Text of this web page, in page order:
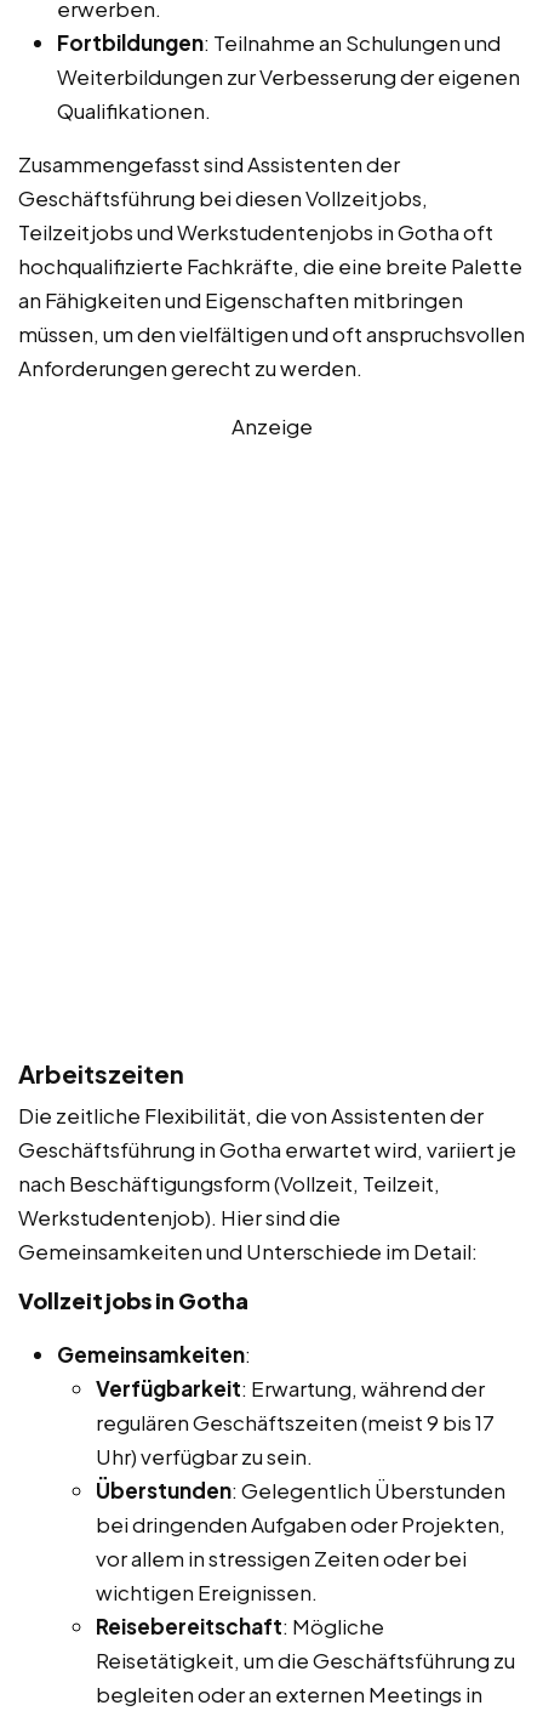
erwerben.
Fortbildungen: Teilnahme an Schulungen und
Weiterbildungen zur Verbesserung der eigenen
Qualifikationen.
Zusammengefasst sind Assistenten der
Geschäftsführung bei diesen Vollzeitjobs,
Teilzeitjobs und Werkstudentenjobs in Gotha oft
hochqualifizierte Fachkräfte, die eine breite Palette
an Fähigkeiten und Eigenschaften mitbringen
müssen, um den vielfältigen und oft anspruchsvollen
Anforderungen gerecht zu werden.
Anzeige
Arbeitszeiten
Die zeitliche Flexibilität, die von Assistenten der
Geschäftsführung in Gotha erwartet wird, variiert je
nach Beschäftigungsform (Vollzeit, Teilzeit,
Werkstudentenjob). Hier sind die
Gemeinsamkeiten und Unterschiede im Detail:
Vollzeitjobs in Gotha
Gemeinsamkeiten:
Verfügbarkeit: Erwartung, während der
regulären Geschäftszeiten (meist 9 bis 17
Uhr) verfügbar zu sein.
Überstunden: Gelegentlich Überstunden
bei dringenden Aufgaben oder Projekten,
vor allem in stressigen Zeiten oder bei
wichtigen Ereignissen.
Reisebereitschaft: Mögliche
Reisetätigkeit, um die Geschäftsführung zu
begleiten oder an externen Meetings in